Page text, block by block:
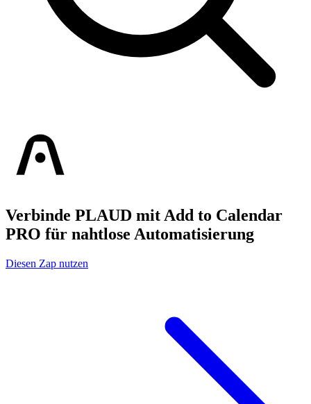
Verbinde PLAUD mit Add to Calendar
PRO für nahtlose Automatisierung
Diesen Zap nutzen